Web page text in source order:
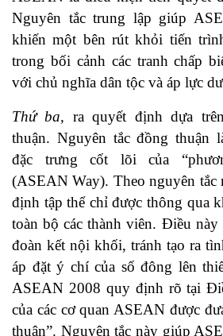
Nguyên tắc trung lập giúp
khiến một bên rút khỏi tiến
trong bối cảnh các tranh chấp
với chủ nghĩa dân tộc và áp lực
Thứ ba, ra quyết định dựa
thuận. Nguyên tắc đồng thuận
đặc trưng cốt lõi của
(ASEAN Way). Theo nguyên tắc
định tập thể chỉ được thông qua
toàn bộ các thành viên. Điều
đoàn kết nội khối, tránh tạo ra
áp đặt ý chí của số đông lên
ASEAN 2008 quy định rõ tại
của các cơ quan ASEAN được
thuận”. Nguyên tắc này giúp